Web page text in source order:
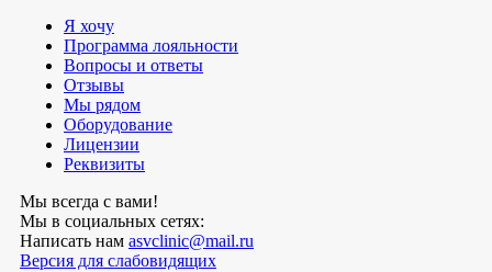
Я хочу
Программа лояльности
Вопросы и ответы
Отзывы
Мы рядом
Оборудование
Лицензии
Реквизиты
Мы всегда с вами!
Мы в социальных сетях:
Написать нам asvclinic@mail.ru
Версия для слабовидящих